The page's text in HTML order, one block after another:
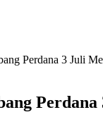
Perdana 3 Juli